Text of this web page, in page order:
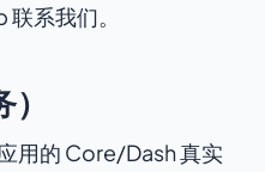
系我们。
用的 Core/Dash 真实